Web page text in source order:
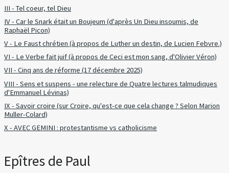
III - Tel coeur, tel Dieu
IV - Car le Snark était un Boujeum (d'après Un Dieu insoumis, de
Raphaël Picon)
V - Le Faust chrétien (à propos de Luther un destin, de Lucien Febvre.)
VI - Le Verbe fait juif (à propos de Ceci est mon sang, d'Olivier Véron)
VII - Cinq ans de réforme (17 décembre 2025)
VIII - Sens et suspens - une relecture de Quatre lectures talmudiques
d'Emmanuel Lévinas)
IX - Savoir croire (sur Croire, qu'est-ce que cela change ? Selon Marion
Muller-Colard)
X - AVEC GEMINI : protestantisme vs catholicisme
Epîtres de Paul